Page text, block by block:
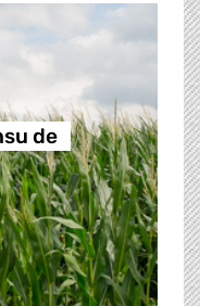
de